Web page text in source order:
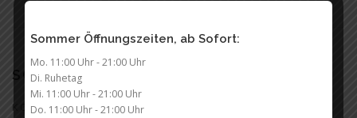
SCHREIBE EINEN KOMMENTAR
KOMMENTAR*
Sommer Öffnungszeiten, ab Sofort:
Mo. 11:00 Uhr - 21:00 Uhr
Di. Ruhetag
Mi. 11:00 Uhr - 21:00 Uhr
Do. 11:00 Uhr - 21:00 Uhr